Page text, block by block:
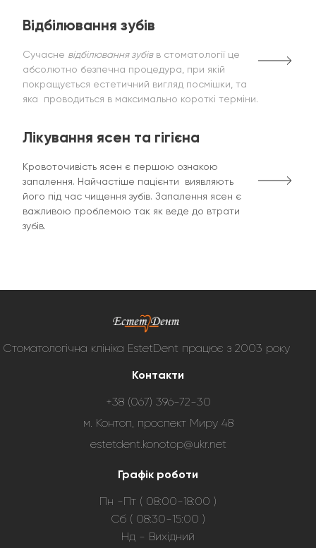
Відбілювання зубів
Сучасне відбілювання зубівв стоматології це
абсолютно безпечна процедура, при якій
покращується естетичний вигляд посмішки, та
яка проводиться в максимально короткі терміни.
Лікування ясен та гігієна
Кровоточивість ясен є першою ознакою
запалення. Найчастіше пацієнти виявляють
його під час чищення зубів. Запалення ясен є
важливою проблемою так як веде до втрати
зубів.
Стоматологічна клініка EstetDent працює з 2003 року
Контакти
+38 (067) 396-72-30
м. Контоп, проспект Миру 48
estetdent.konotop@ukr.net
Графік роботи
Пн -Пт ( 08:00-18:00 )
Сб ( 08:30-15:00 )
Нд - Вихідний